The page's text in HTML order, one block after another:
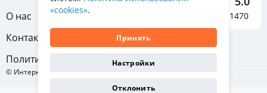
О нас
Контакты
Политика конфиденциальности
Отзывы о нас 1470
© Интернет-магазин «Отличная мебель», 2011-2026
«cookies».
Принять
Настройки
Отклонить